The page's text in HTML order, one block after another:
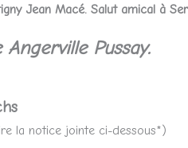
Jean Macé. Salut amical à
Pussay.
la notice jointe ci-dessous*)